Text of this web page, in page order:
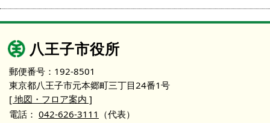
八王子市役所
郵便番号：192-8501
東京都八王子市元本郷町三丁目24番1号
[ 地図・フロア案内 ]
電話： 042-626-3111 （代表）